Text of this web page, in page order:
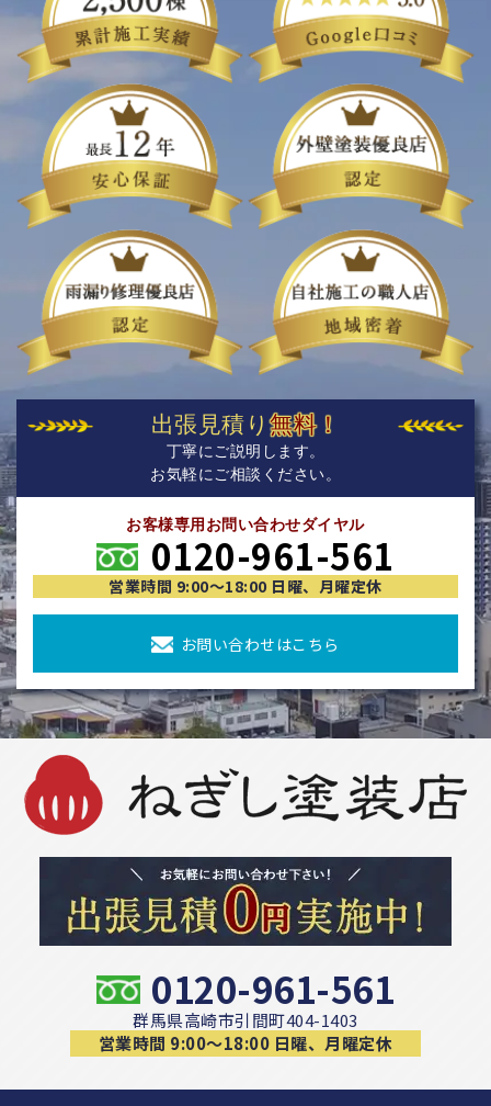
出張見積り無料！
丁寧にご説明します。
お気軽にご相談ください。
お客様専用お問い合わせダイヤル
0120-961-561
営業時間 9:00〜18:00 日曜、月曜定休
お問い合わせはこちら
0120-961-561
群馬県高崎市引間町404-1403
営業時間 9:00〜18:00 日曜、月曜定休